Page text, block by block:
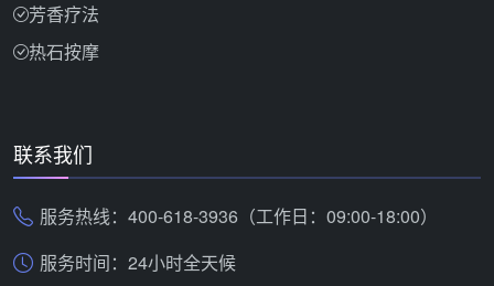
芳香疗法
热石按摩
联系我们
服务热线：400-618-3936（工作日：09:00-18:00）
服务时间：24小时全天候